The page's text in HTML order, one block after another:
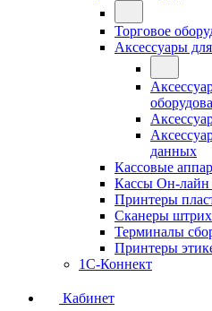
Торговое
Аксессуары
данных
Кассовые
Кассы Он-лайн
Принтеры
Сканеры
Терминалы
Принтеры
1С-Коннект
Кабинет